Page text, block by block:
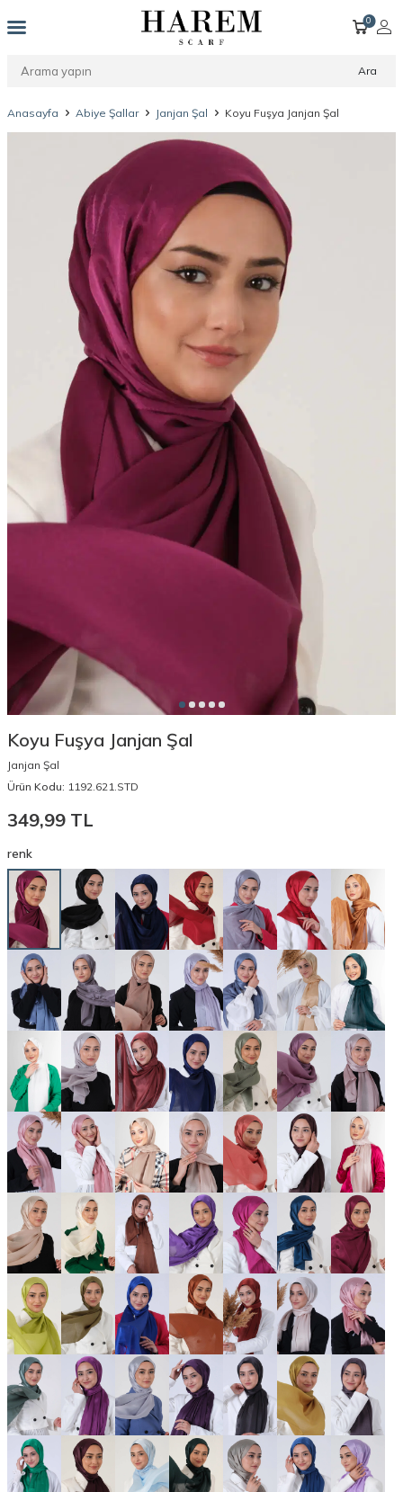
Ara
0
Anasayfa Abiye Şallar Janjan Şal Koyu Fuşya Janjan Şal
Koyu Fuşya Janjan Şal
Janjan Şal
Ürün Kodu: 1192.621.STD
349,99 TL
renk